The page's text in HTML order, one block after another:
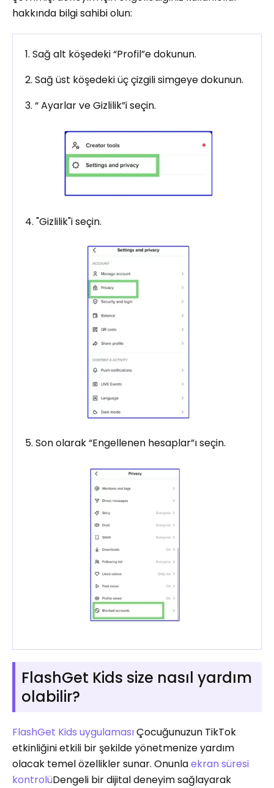
hakkında bilgi sahibi olun:
1. Sağ alt köşedeki “Profil”e dokunun.
2. Sağ üst köşedeki üç çizgili simgeye dokunun.
3. “ Ayarlar ve Gizlilik”i seçin.
4. "Gizlilik"i seçin.
5. Son olarak “Engellenen hesaplar”ı seçin.
FlashGet Kids size nasıl yardım
olabilir?
FlashGet Kids uygulamasıÇocuğunuzun TikTok
etkinliğini etkili bir şekilde yönetmenize yardım
olacak temel özellikler sunar. Onunlaekran süresi
kontrolüDengeli bir dijital deneyim sağlayarak